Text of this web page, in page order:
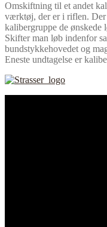
Omskiftning til et andet
værktøj, der er i riflen. Der
kalibergruppe de ønskede
Skifter man løb indenfor
bundstykkehovedet og
Eneste undtagelse er